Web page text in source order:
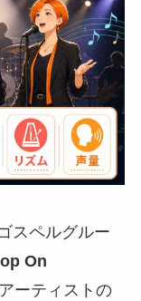
スペルグルー
On
ーティストの